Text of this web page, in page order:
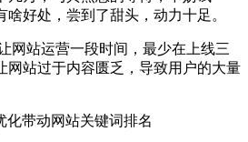
好处，尝到了甜头，动力十足。
站运营一段时间，最少在上线三
网站过于内容匮乏，导致用户的大量
带动网站关键词排名